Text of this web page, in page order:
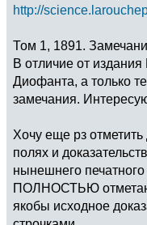
http://
Том 1, 1891.
В отличие от
Диофанта, а только
замечания.
Хочу еще рз
полях и
нынешнего
ПОЛНОСТЬЮ
якобы исходное